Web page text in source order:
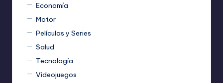
Economía
Motor
Películas y Series
Salud
Tecnología
Videojuegos